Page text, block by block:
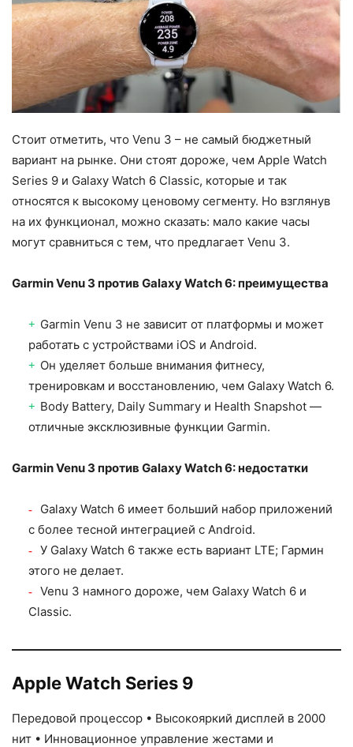
Стоит отметить, что Venu 3 – не самый бюджетный
вариант на рынке. Они стоят дороже, чем Apple Watch
Series 9 и Galaxy Watch 6 Classic, которые и так
относятся к высокому ценовому сегменту. Но взглянув
на их функционал, можно сказать: мало какие часы
могут сравниться с тем, что предлагает Venu 3.
Garmin Venu 3 против Galaxy Watch 6: преимущества
Garmin Venu 3 не зависит от платформы и может
работать с устройствами iOS и Android.
Он уделяет больше внимания фитнесу,
тренировкам и восстановлению, чем Galaxy Watch 6.
Body Battery, Daily Summary и Health Snapshot —
отличные эксклюзивные функции Garmin.
Garmin Venu 3 против Galaxy Watch 6: недостатки
Galaxy Watch 6 имеет больший набор приложений
с более тесной интеграцией с Android.
У Galaxy Watch 6 также есть вариант LTE; Гармин
этого не делает.
Venu 3 намного дороже, чем Galaxy Watch 6 и
Classic.
Apple Watch Series 9
Передовой процессор • Высокояркий дисплей в 2000
нит • Инновационное управление жестами и